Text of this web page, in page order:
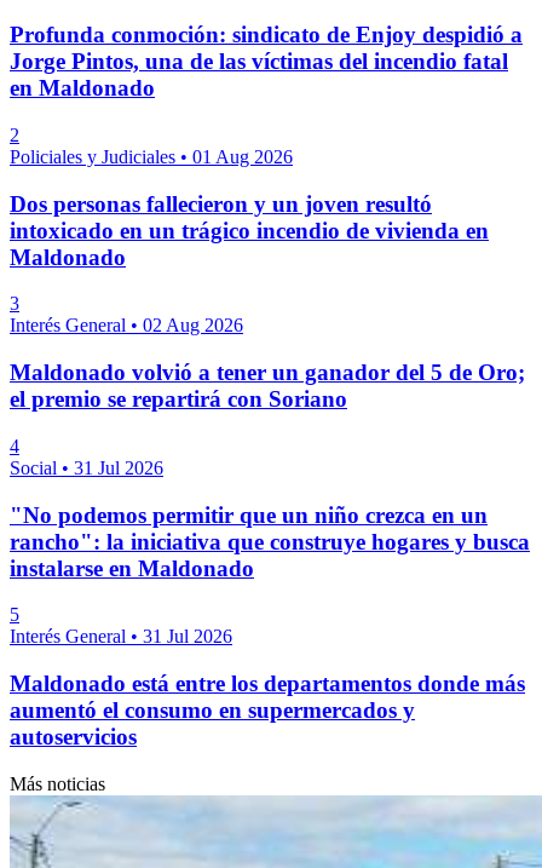
Profunda conmoción: sindicato de Enjoy despidió a
Jorge Pintos, una de las víctimas del incendio fatal
en Maldonado
2
Policiales y Judiciales • 01 Aug 2026
Dos personas fallecieron y un joven resultó
intoxicado en un trágico incendio de vivienda en
Maldonado
3
Interés General • 02 Aug 2026
Maldonado volvió a tener un ganador del 5 de Oro;
el premio se repartirá con Soriano
4
Social • 31 Jul 2026
"No podemos permitir que un niño crezca en un
rancho": la iniciativa que construye hogares y busca
instalarse en Maldonado
5
Interés General • 31 Jul 2026
Maldonado está entre los departamentos donde más
aumentó el consumo en supermercados y
autoservicios
Más noticias